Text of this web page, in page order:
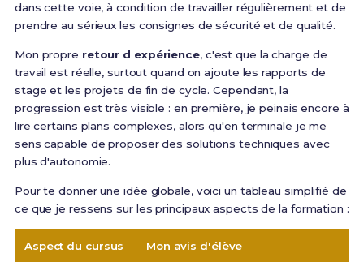
dans cette voie, à condition de travailler régulièrement et de
prendre au sérieux les consignes de sécurité et de qualité.
Mon propre retour d expérience, c'est que la charge de
travail est réelle, surtout quand on ajoute les rapports de
stage et les projets de fin de cycle. Cependant, la
progression est très visible : en première, je peinais encore à
lire certains plans complexes, alors qu'en terminale je me
sens capable de proposer des solutions techniques avec
plus d'autonomie.
Pour te donner une idée globale, voici un tableau simplifié de
ce que je ressens sur les principaux aspects de la formation :
Aspect du cursus Mon avis d'élève